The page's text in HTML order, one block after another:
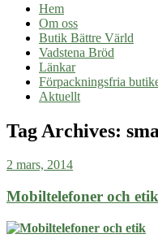
Hem
Om oss
Butik Bättre Värld
Vadstena Bröd
Länkar
Förpackningsfria
Aktuellt
Tag Archives:
2 mars, 2014
Mobiltelefoner och etik